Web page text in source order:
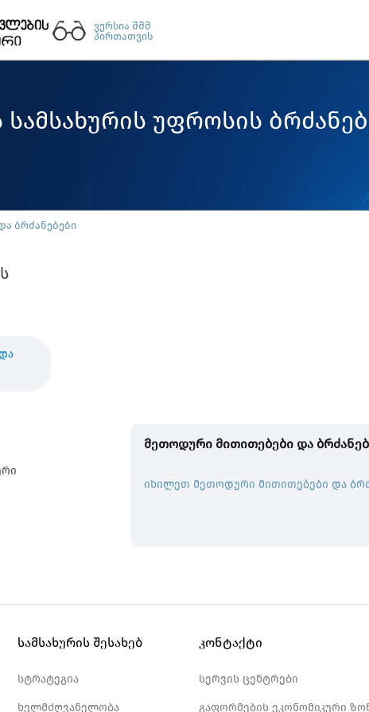
ვერსია შშმ
პირთათვის
უფროსის
ბრძანებები
მეთოდური მითითებები და
იხილეთ მეთოდური მითითებები და
სამსახურის შესახებ
სტრატეგია
ხელმძღვანელობა
კონტაქტი
სერვის ცენტრები
გაფორმების ეკონომიკური